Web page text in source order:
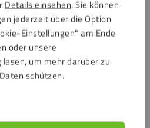
Details einsehen. Sie können
jederzeit über die Option
Einstellungen" am Ende
oder unsere
um mehr darüber zu
schützen.
speziellen Spiegelkleber
Montageklebers